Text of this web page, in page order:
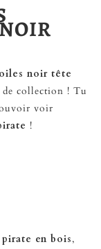
noir tête
de collection ! Tu
voir
!
en bois,